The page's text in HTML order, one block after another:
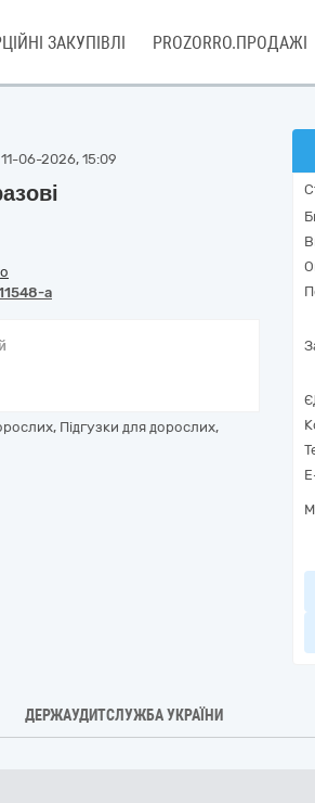
ЗАКУПІВЛІ PROZORRO.ПРОДАЖІ
06-2026, 15:09
a
Підгузки для дорослих,
ДЕРЖАУДИТСЛУЖБА УКРАЇНИ